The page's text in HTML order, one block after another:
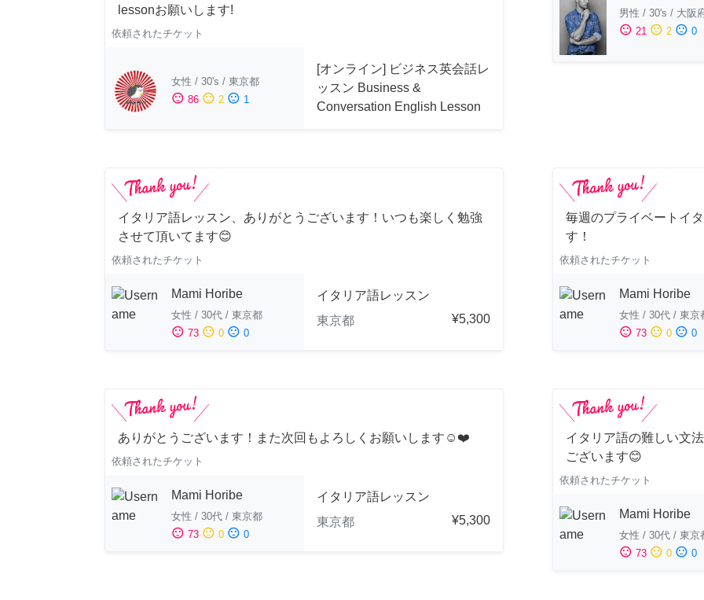
lessonお願いします!
依頼されたチケット
女性 / 30's / 東京都
sentiment_satisfied 86 sentiment_neutral 2 sentiment_dissatisfied 1
[オンライン] ビジネス英会話レ
ッスン Business &
Conversation English Lesson
男性 / 30's / 大阪
sentiment_satisfied 21 sentiment_neutral 2 sentiment_dissatisfied 0
イタリア語レッスン、ありがとうございます！いつも楽しく勉強
させて頂いてます😊
依頼されたチケット
Mami Horibe
女性 / 30代 / 東京都
sentiment_satisfied 73 sentiment_neutral 0 sentiment_dissatisfied 0
イタリア語レッスン
東京都
¥5,300
毎週のプライベートイ
す！
依頼されたチケット
Mami Horibe
女性 / 30代 / 東京
sentiment_satisfied 73 sentiment_neutral 0 sentiment_dissatisfied 0
ありがとうございます！また次回もよろしくお願いします☺️❤️
依頼されたチケット
Mami Horibe
女性 / 30代 / 東京都
sentiment_satisfied 73 sentiment_neutral 0 sentiment_dissatisfied 0
イタリア語レッスン
東京都
¥5,300
イタリア語の難しい文
ございます😊
依頼されたチケット
Mami Horibe
女性 / 30代 / 東京
sentiment_satisfied 73 sentiment_neutral 0 sentiment_dissatisfied 0